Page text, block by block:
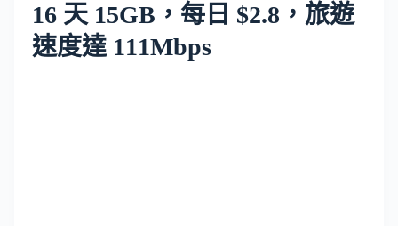
16 天 15GB，每日 $2.8，旅遊
速度達 111Mbps